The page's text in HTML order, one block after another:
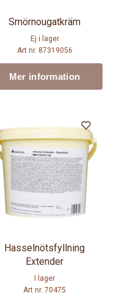
Smörnougatkräm
Ej i lager
Art nr. 87319056
Mer information
Hasselnötsfyllning
Extender
I lager
Art nr. 70475